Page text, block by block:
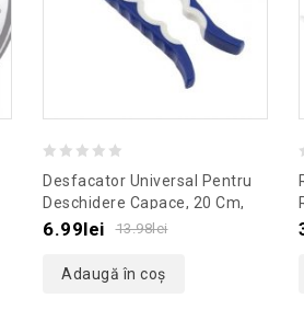
out
of
Desfacator Universal Pentru
Deschidere Capace, 20 Cm,
Gonga®, Culoaremodel
13.98lei
6.99lei
Adaugă în coș